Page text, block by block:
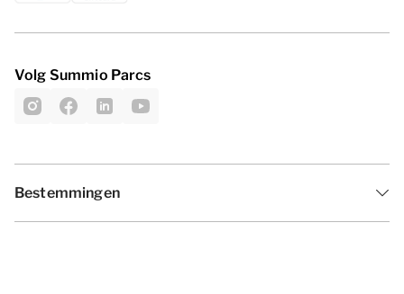
Volg Summio Parcs
Bestemmingen